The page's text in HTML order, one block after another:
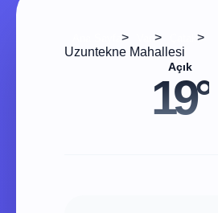
> >
>
Uzuntekne Mahallesi
Açık
19°